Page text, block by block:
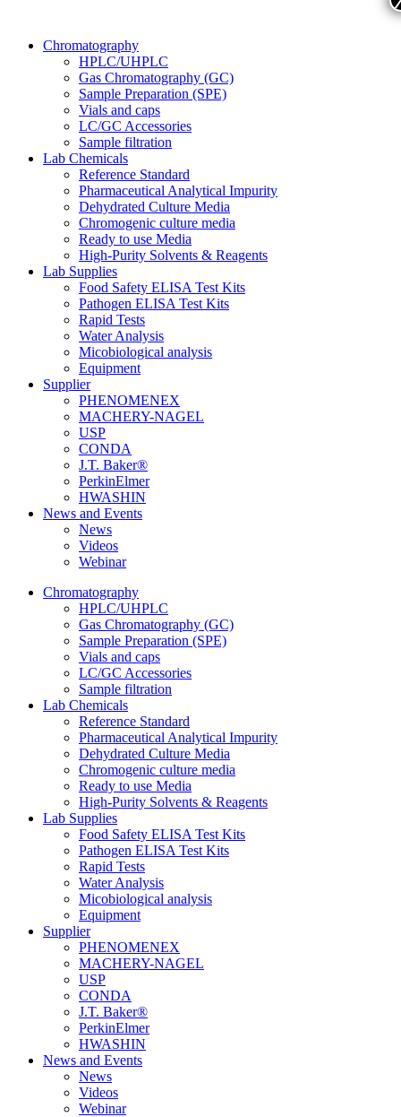
Chromatography
HPLC/UHPLC
Gas Chromatography (GC)
Sample Preparation (SPE)
Vials and caps
LC/GC Accessories
Sample filtration
Lab Chemicals
Reference Standard
Pharmaceutical Analytical Impurity
Dehydrated Culture Media
Chromogenic culture media
Ready to use Media
High-Purity Solvents & Reagents
Lab Supplies
Food Safety ELISA Test Kits
Pathogen ELISA Test Kits
Rapid Tests
Water Analysis
Micobiological analysis
Equipment
Supplier
PHENOMENEX
MACHERY-NAGEL
USP
CONDA
J.T. Baker®
PerkinElmer
HWASHIN
News and Events
News
Videos
Webinar
Chromatography
HPLC/UHPLC
Gas Chromatography (GC)
Sample Preparation (SPE)
Vials and caps
LC/GC Accessories
Sample filtration
Lab Chemicals
Reference Standard
Pharmaceutical Analytical Impurity
Dehydrated Culture Media
Chromogenic culture media
Ready to use Media
High-Purity Solvents & Reagents
Lab Supplies
Food Safety ELISA Test Kits
Pathogen ELISA Test Kits
Rapid Tests
Water Analysis
Micobiological analysis
Equipment
Supplier
PHENOMENEX
MACHERY-NAGEL
USP
CONDA
J.T. Baker®
PerkinElmer
HWASHIN
News and Events
News
Videos
Webinar